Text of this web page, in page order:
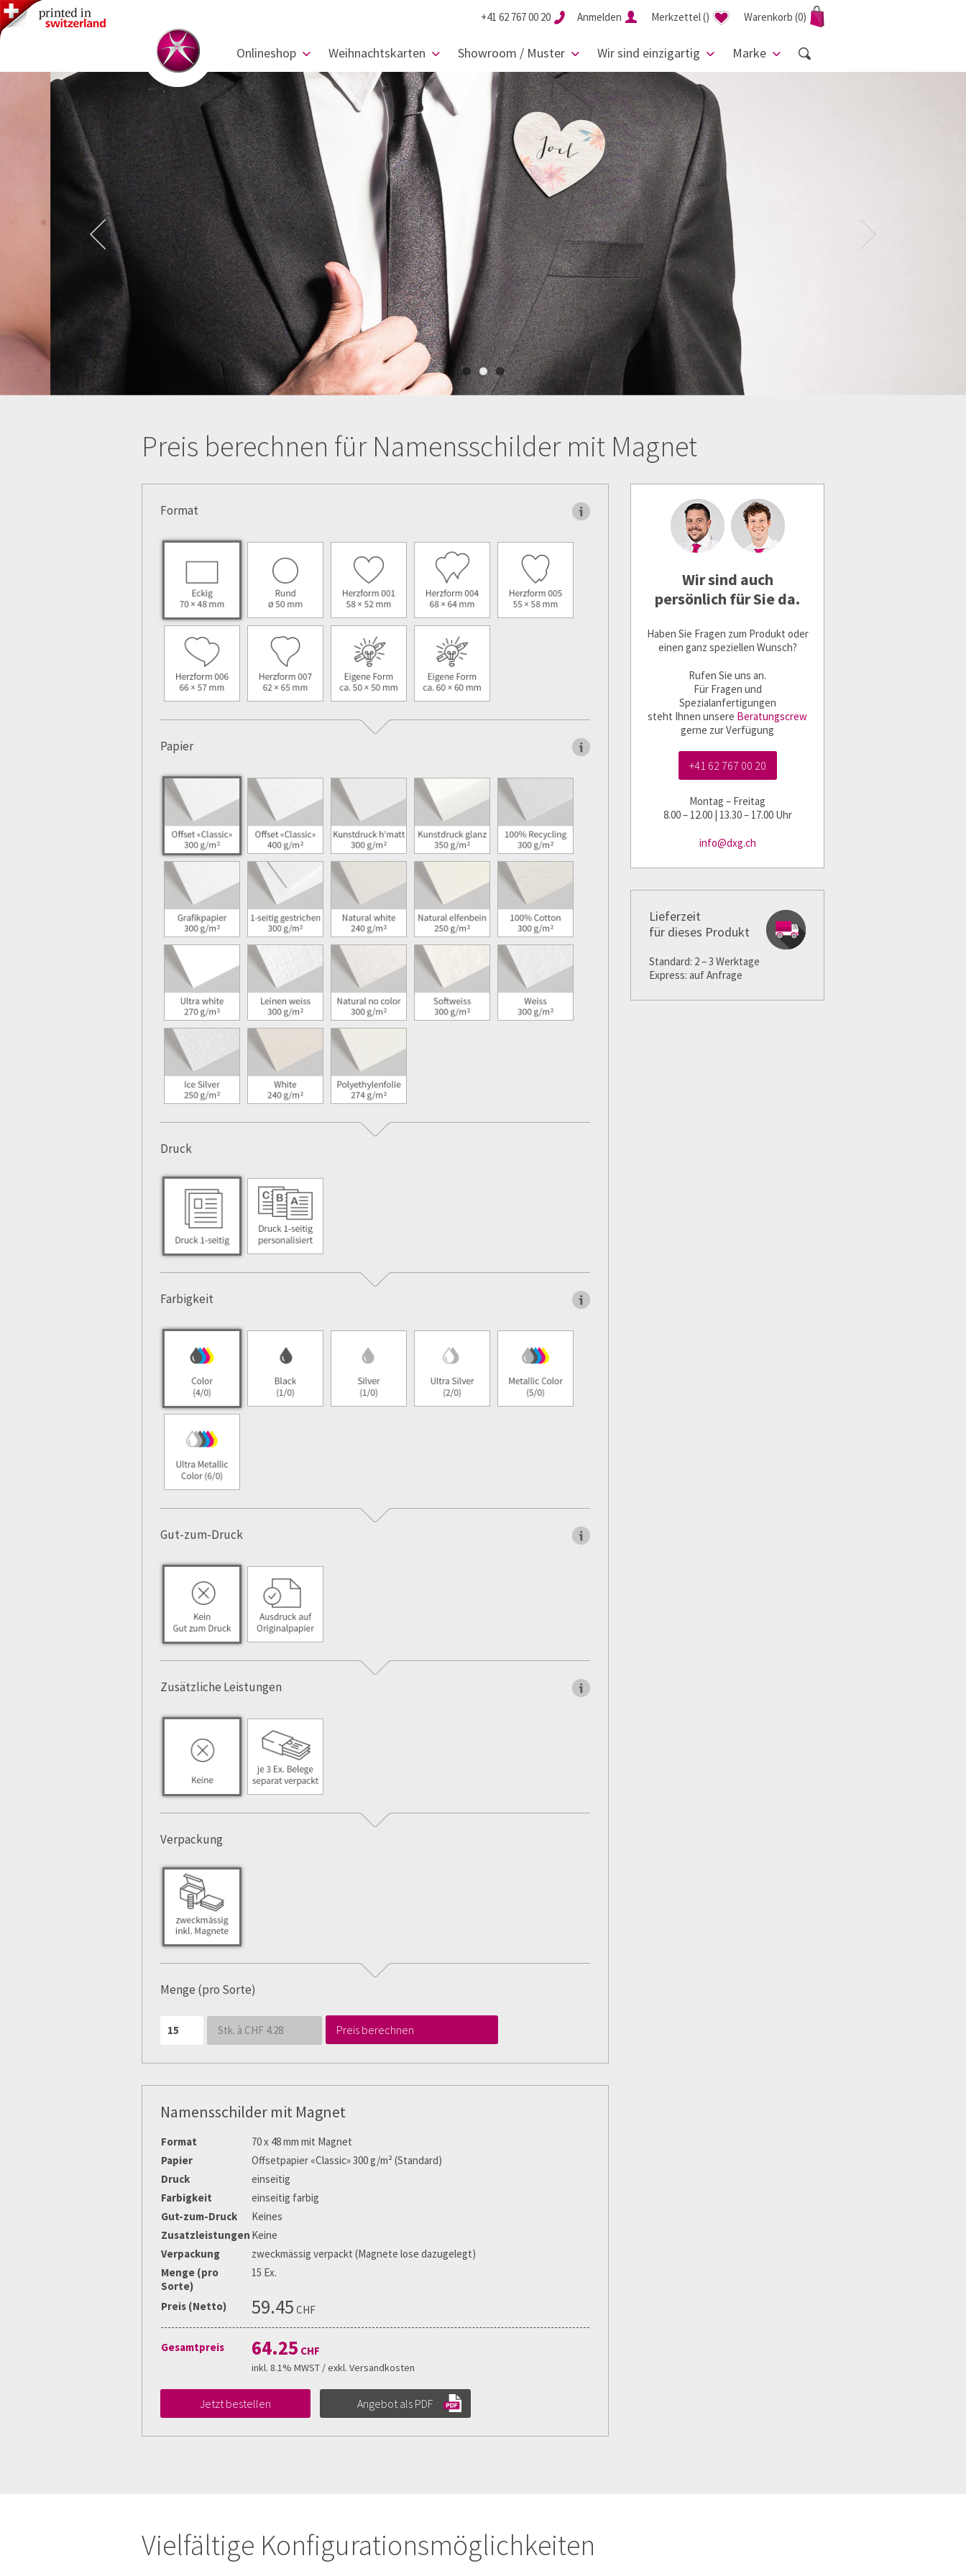
+41 62 767 00 20 Anmelden Merkzettel() Warenkorb (0)
Onlineshop Weihnachtskarten Showroom / Muster Wir sind einzigartig Marke
Previous
Preis berechnen für Namensschilder mit Magnet
Format
Papier
Druck
Farbigkeit
Gut-zum-Druck
Zusätzliche Leistungen
Verpackung
Menge (pro Sorte)
Stk. à CHF 4.28 Preis berechnen
Namensschilder mit Magnet
Format
70 x 48 mm mit Magnet
Papier
Offsetpapier «Classic» 300 g/m² (Standard)
Druck
einseitig
Farbigkeit
einseitig farbig
Gut-zum-Druck
Keines
Zusatzleistungen Keine
Verpackung
zweckmässig verpackt (Magnete lose dazugelegt)
Menge (pro
Sorte)
15 Ex.
Preis (Netto) 59.45 CHF
Gesamtpreis 64.25 CHF
inkl. 8.1% MWST / exkl. Versandkosten
Jetzt bestellen Angebot als PDF
Wir sind auch
persönlich für Sie da.
Haben Sie Fragen zum Produkt oder
einen ganz speziellen Wunsch?
Rufen Sie uns an.
Für Fragen und
Spezialanfertigungen
steht Ihnen unsere Beratungscrew
gerne zur Verfügung
+41 62 767 00 20
Montag – Freitag
8.00 – 12.00 | 13.30 – 17.00 Uhr
info@dxg.ch
Lieferzeit
für dieses Produkt
Standard: 2 – 3 Werktage
Express: auf Anfrage
Vielfältige Konfigurationsmöglichkeiten